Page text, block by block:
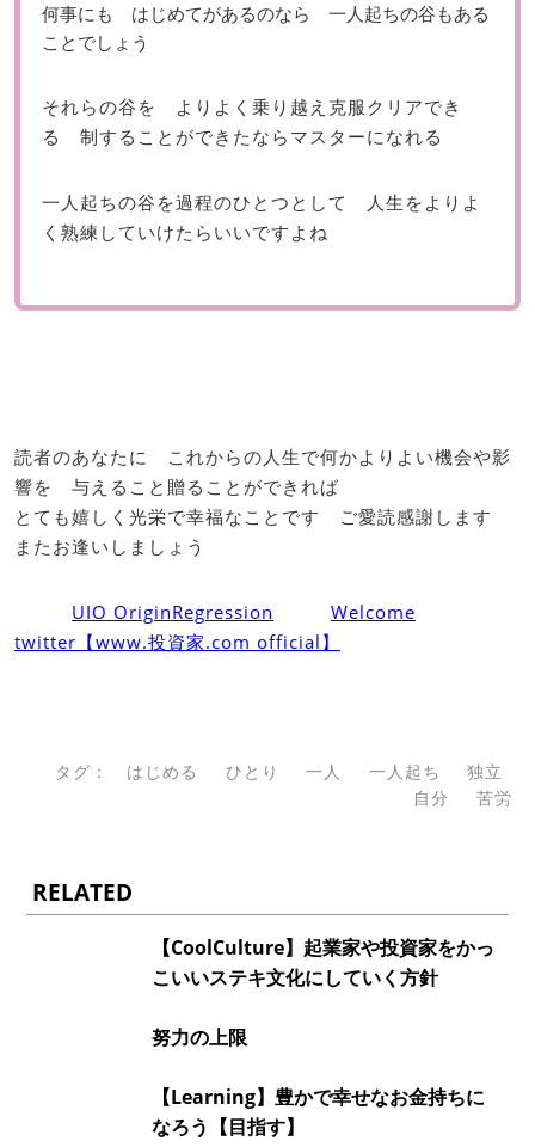
何事にも はじめてがあるのなら 一人起ちの谷もある
ことでしょう
それらの谷を よりよく乗り越え克服クリアでき
る 制することができたならマスターになれる
一人起ちの谷を過程のひとつとして 人生をよりよ
く熟練していけたらいいですよね
読者のあなたに これからの人生で何かよりよい機会や影
響を 与えること贈ることができれば
とても嬉しく光栄で幸福なことです ご愛読感謝します
またお逢いしましょう
UIO OriginRegression
Welcome
twitter【www.投資家.com official】
タグ： はじめる ひとり 一人 一人起ち
独立
自分
苦労
RELATED
【CoolCulture】起業家や投資家をかっ
こいいステキ文化にしていく方針
努力の上限
【Learning】豊かで幸せなお金持ちに
なろう【目指す】